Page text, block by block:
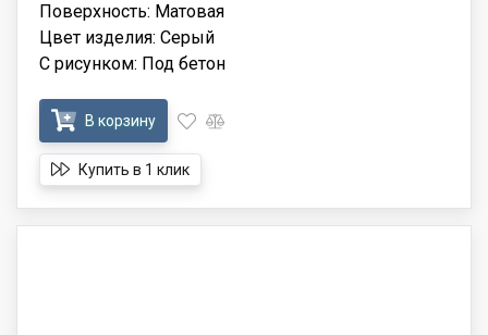
Поверхность: Матовая
Цвет изделия: Серый
С рисунком: Под бетон
В корзину
Купить в 1 клик